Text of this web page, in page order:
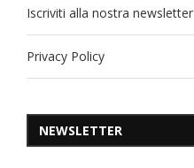
Iscriviti alla nostra newsletter
Privacy Policy
NEWSLETTER